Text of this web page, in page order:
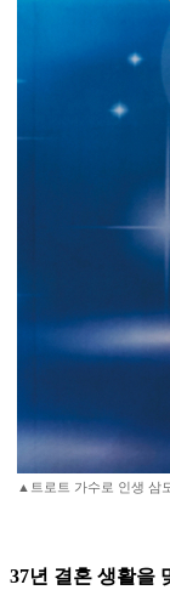
▲트로트 가수로 인생 삼
37년 결혼 생활을